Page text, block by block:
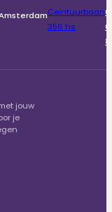
Ceintuurbaan
356 hs
jouw
je